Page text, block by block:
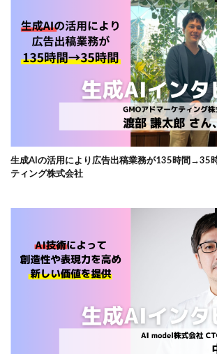
生成AIの活用により広告出稿業務が135時間→35
ティング株式会社